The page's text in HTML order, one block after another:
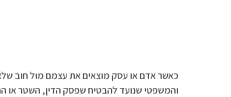
כאשר אדם או עסק מוצאים את עצמם מול חוב
והמשפטי שנועד להבטיח שפסק הדין, השטר או